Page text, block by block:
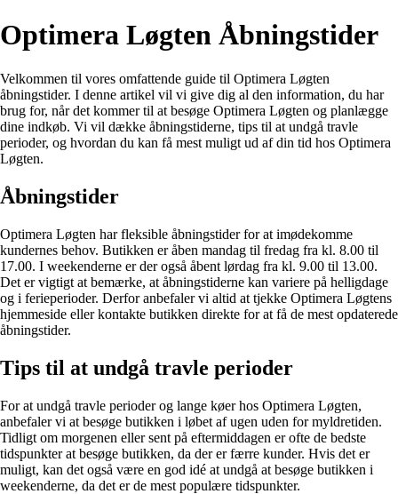
Optimera Løgten Åbningstider
Velkommen til vores omfattende guide til Optimera Løgten
åbningstider. I denne artikel vil vi give dig al den information, du har
brug for, når det kommer til at besøge Optimera Løgten og planlægge
dine indkøb. Vi vil dække åbningstiderne, tips til at undgå travle
perioder, og hvordan du kan få mest muligt ud af din tid hos Optimera
Løgten.
Åbningstider
Optimera Løgten har fleksible åbningstider for at imødekomme
kundernes behov. Butikken er åben mandag til fredag fra kl. 8.00 til
17.00. I weekenderne er der også åbent lørdag fra kl. 9.00 til 13.00.
Det er vigtigt at bemærke, at åbningstiderne kan variere på helligdage
og i ferieperioder. Derfor anbefaler vi altid at tjekke Optimera Løgtens
hjemmeside eller kontakte butikken direkte for at få de mest opdaterede
åbningstider.
Tips til at undgå travle perioder
For at undgå travle perioder og lange køer hos Optimera Løgten,
anbefaler vi at besøge butikken i løbet af ugen uden for myldretiden.
Tidligt om morgenen eller sent på eftermiddagen er ofte de bedste
tidspunkter at besøge butikken, da der er færre kunder. Hvis det er
muligt, kan det også være en god idé at undgå at besøge butikken i
weekenderne, da det er de mest populære tidspunkter.